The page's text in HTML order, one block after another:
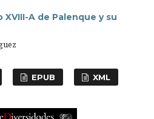
A de Palenque y su
EPUB XML